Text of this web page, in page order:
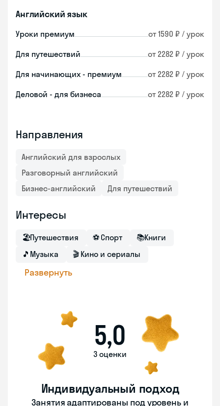
Английский язык
Уроки премиум от 1590 ₽ / урок
Для путешествий от 2282 ₽ / урок
Для начинающих - премиум от 2282 ₽ / урок
Деловой - для бизнеса от 2282 ₽ / урок
Направления
Английский для взрослых
Разговорный английский
Бизнес-английский
Для путешествий
Интересы
🏖Путешествия ⚽ Спорт 📚Книги
🎵 Музыка 🎬 Кино и сериалы
Развернуть
5,0
3 оценки
Индивидуальный подход
Занятия адаптированы под уровень и